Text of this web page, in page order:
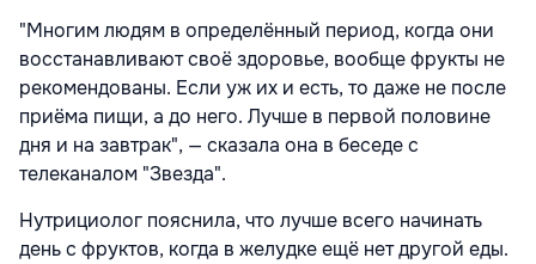
"Многим людям в определённый период, когда они
восстанавливают своё здоровье, вообще фрукты не
рекомендованы. Если уж их и есть, то даже не после
приёма пищи, а до него. Лучше в первой половине
дня и на завтрак", — сказала она в беседе с
телеканалом "Звезда".
Нутрициолог пояснила, что лучше всего начинать
день с фруктов, когда в желудке ещё нет другой еды.